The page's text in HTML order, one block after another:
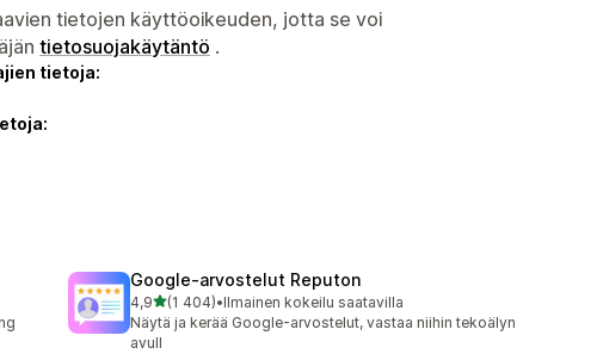
tietojen käyttöoikeuden, jotta se voi
tietosuojakäytäntö .
tietoja:
Google‑arvostelut Reputon
4,9/ 5 tähteä
(1 404)
1404 arvostelua yhteensä
•Ilmainen kokeilu saatavilla
Näytä ja kerää Google-arvostelut, vastaa niihin tekoälyn
avull